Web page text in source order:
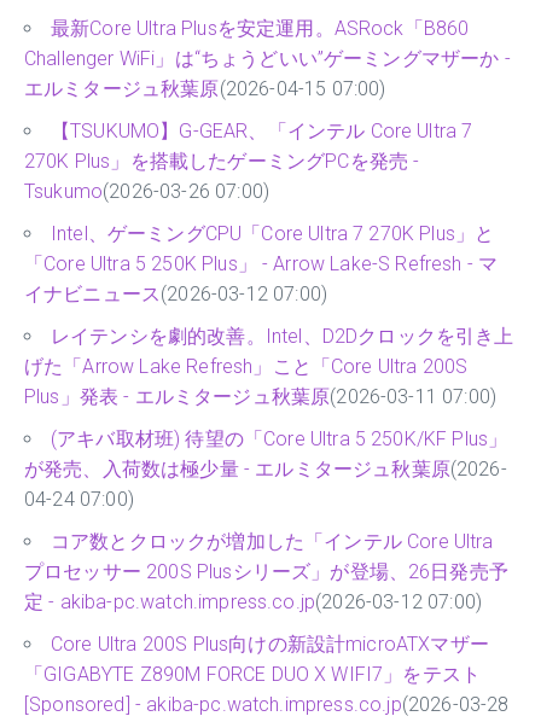
最新Core Ultra Plusを安定運用。ASRock「B860
Challenger WiFi」は“ちょうどいい”ゲーミングマザーか -
エルミタージュ秋葉原(2026-04-15 07:00)
【TSUKUMO】G-GEAR、「インテル Core Ultra 7
270K Plus」を搭載したゲーミングPCを発売 -
Tsukumo(2026-03-26 07:00)
Intel、ゲーミングCPU「Core Ultra 7 270K Plus」と
「Core Ultra 5 250K Plus」 - Arrow Lake-S Refresh - マ
イナビニュース(2026-03-12 07:00)
レイテンシを劇的改善。Intel、D2Dクロックを引き上
げた「Arrow Lake Refresh」こと「Core Ultra 200S
Plus」発表 - エルミタージュ秋葉原(2026-03-11 07:00)
(アキバ取材班) 待望の「Core Ultra 5 250K/KF Plus」
が発売、入荷数は極少量 - エルミタージュ秋葉原(2026-
04-24 07:00)
コア数とクロックが増加した「インテル Core Ultra
プロセッサー 200S Plusシリーズ」が登場、26日発売予
定 - akiba-pc.watch.impress.co.jp(2026-03-12 07:00)
Core Ultra 200S Plus向けの新設計microATXマザー
「GIGABYTE Z890M FORCE DUO X WIFI7」をテスト
[Sponsored] - akiba-pc.watch.impress.co.jp(2026-03-28